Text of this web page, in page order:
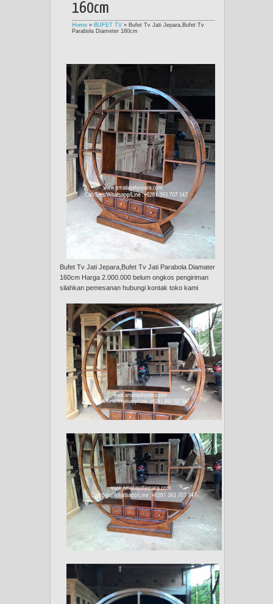
160cm
Home » BUFET TV » Bufet Tv Jati Jepara,Bufet Tv
Parabola Diameter 160cm
Bufet Tv Jati Jepara,Bufet Tv Jati Parabola Diamater
160cm Harga 2.000.000 belum ongkos pengiriman
silahkan pemesanan hubungi kontak toko kami